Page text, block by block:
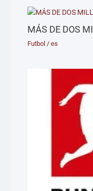
MÁS DE DOS
Futbol /es